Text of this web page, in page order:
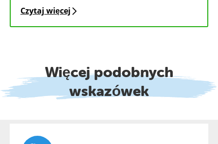
Czytaj więcej
Więcej podobnych
wskazówek